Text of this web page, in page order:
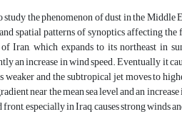
the phenomenon of dust in the Middle
spatial patterns of synoptics affecting
Iran, which expands to its northeast in
an increase in wind speed. Eventually it
weaker and the subtropical jet moves to
near the mean sea level and an
especially in Iraq, causes strong winds